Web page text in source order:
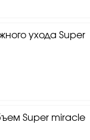
ухода Super
Super miracle